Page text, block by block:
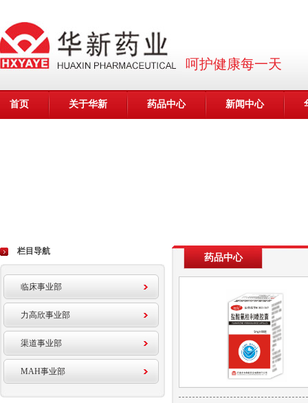
呵护健康每一天
首页 关于华新 药品中心 新闻中心
栏目导航
临床事业部
力高欣事业部
渠道事业部
MAH事业部
药品中心